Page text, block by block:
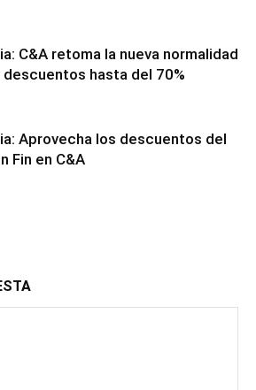
C&A retoma la nueva normalidad
descuentos hasta del 70%
Aprovecha los descuentos del
Fin en C&A